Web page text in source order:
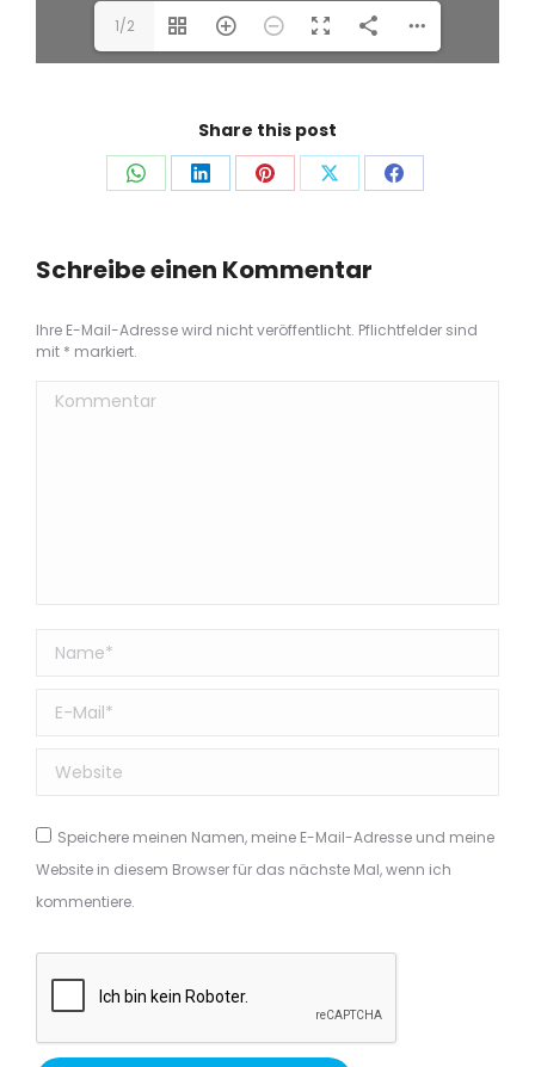
1/2
Share this post
Auf
teilen
Auf
teilen
Auf
teilen
Auf
teilen
Auf
Schreibe einen Kommentar
Ihre E-Mail-Adresse wird nicht veröffentlicht. Pflichtfelder sind
mit * markiert.
Kommentar
Name *
E-Mail *
Website
Speichere meinen Namen, meine E-Mail-Adresse und meine
Website in diesem Browser für das nächste Mal, wenn ich
kommentiere.